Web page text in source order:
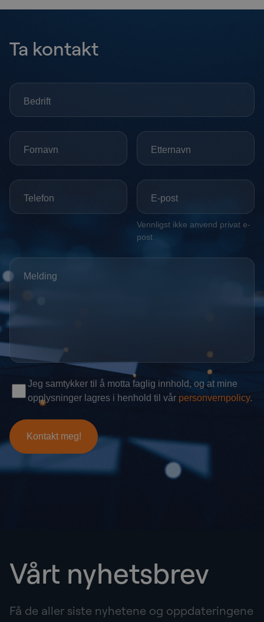
Ta kontakt
Vårt nyhetsbrev
Få de aller siste nyhetene og oppdateringene